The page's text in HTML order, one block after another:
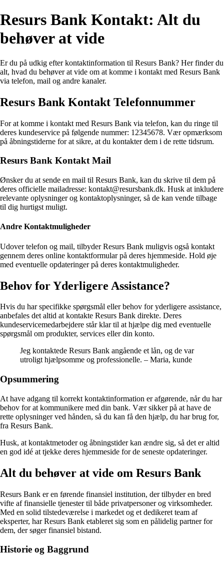
Resurs Bank Kontakt: Alt du
behøver at vide
Er du på udkig efter kontaktinformation til Resurs Bank? Her finder du
alt, hvad du behøver at vide om at komme i kontakt med Resurs Bank
via telefon, mail og andre kanaler.
Resurs Bank Kontakt Telefonnummer
For at komme i kontakt med Resurs Bank via telefon, kan du ringe til
deres kundeservice på følgende nummer: 12345678. Vær opmærksom
på åbningstiderne for at sikre, at du kontakter dem i de rette tidsrum.
Resurs Bank Kontakt Mail
Ønsker du at sende en mail til Resurs Bank, kan du skrive til dem på
deres officielle mailadresse: kontakt@resursbank.dk. Husk at inkludere
relevante oplysninger og kontaktoplysninger, så de kan vende tilbage
til dig hurtigst muligt.
Andre Kontaktmuligheder
Udover telefon og mail, tilbyder Resurs Bank muligvis også kontakt
gennem deres online kontaktformular på deres hjemmeside. Hold øje
med eventuelle opdateringer på deres kontaktmuligheder.
Behov for Yderligere Assistance?
Hvis du har specifikke spørgsmål eller behov for yderligere assistance,
anbefales det altid at kontakte Resurs Bank direkte. Deres
kundeservicemedarbejdere står klar til at hjælpe dig med eventuelle
spørgsmål om produkter, services eller din konto.
Jeg kontaktede Resurs Bank angående et lån, og de var
utroligt hjælpsomme og professionelle. – Maria, kunde
Opsummering
At have adgang til korrekt kontaktinformation er afgørende, når du har
behov for at kommunikere med din bank. Vær sikker på at have de
rette oplysninger ved hånden, så du kan få den hjælp, du har brug for,
fra Resurs Bank.
Husk, at kontaktmetoder og åbningstider kan ændre sig, så det er altid
en god idé at tjekke deres hjemmeside for de seneste opdateringer.
Alt du behøver at vide om Resurs Bank
Resurs Bank er en førende finansiel institution, der tilbyder en bred
vifte af finansielle tjenester til både privatpersoner og virksomheder.
Med en solid tilstedeværelse i markedet og et dedikeret team af
eksperter, har Resurs Bank etableret sig som en pålidelig partner for
dem, der søger finansiel bistand.
Historie og Baggrund